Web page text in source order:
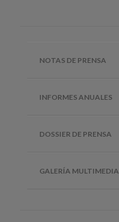
NOTAS DE PRENSA
INFORMES ANUALES
DOSSIER DE PRENSA
GALERÍA MULTIMEDIA